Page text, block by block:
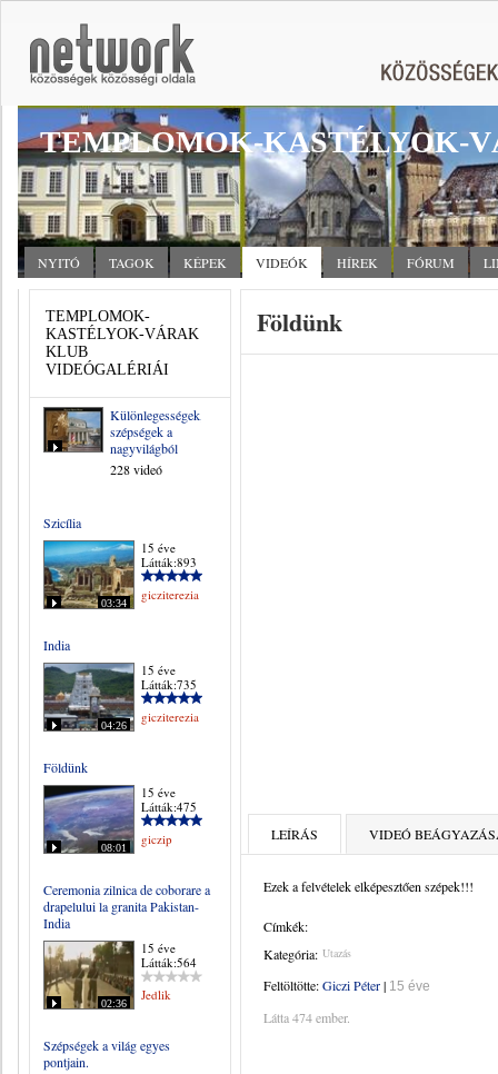
TEMPLOMOK-KASTÉLYOK-
NYITÓ TAGOK KÉPEK VIDEÓK HÍREK FÓRUM
TEMPLOMOK-
KASTÉLYOK-VÁRAK
KLUB
VIDEÓGALÉRIÁI
Különlegességek,
szépségek a
nagyvilágból
228 videó
Szicília
03:34
15 éve
Látták:893
gicziterezia
India
04:26
15 éve
Látták:735
gicziterezia
Földünk
08:01
15 éve
Látták:475
giczip
Ceremonia zilnica de coborare a
drapelului la granita Pakistan-
India
02:36
15 éve
Látták:564
Jedlik
Szépségek a világ egyes
pontjain.
Földünk
LEÍRÁS VIDEÓ
Ezek a felvételek elképesztően szépek!!!
Címkék:
Kategória: Utazás
Feltöltötte:Giczi Péter| 15 éve
Látta 474 ember.